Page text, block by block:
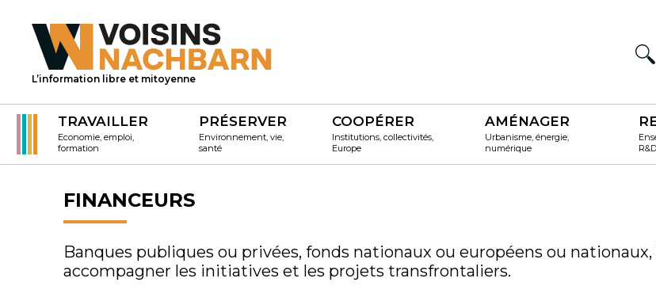
L’information libre et mitoyenne
TRAVAILLER
Economie, emploi,
formation
PRÉSERVER
Environnement, vie,
santé
COOPÉRER
Institutions, collectivités,
Europe
AMÉNAGER
Urbanisme, énergie,
numérique
R&D
FINANCEURS
Banques publiques ou privées, fonds nationaux ou européens ou
accompagner les initiatives et les projets transfrontaliers.